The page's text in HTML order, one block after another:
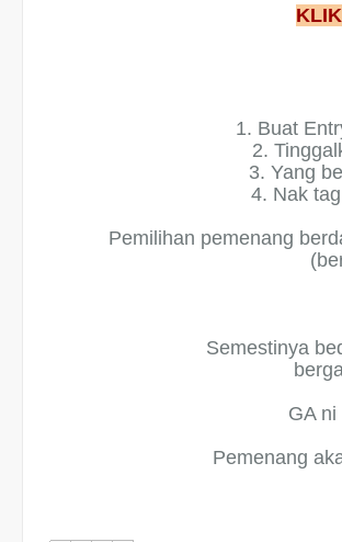
1. Buat
2.
3. Yang
4. Nak
Pemilihan pemenang
Semestinya
GA
Pemenang